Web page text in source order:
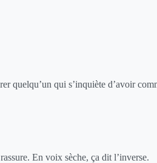
quelqu’un qui s’inquiète d’avoir
En voix sèche, ça dit l’inverse.